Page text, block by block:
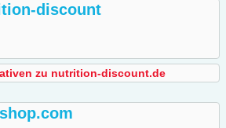
discount
zu nutrition-discount.de